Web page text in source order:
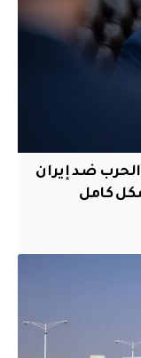
ضد إيران
كامل